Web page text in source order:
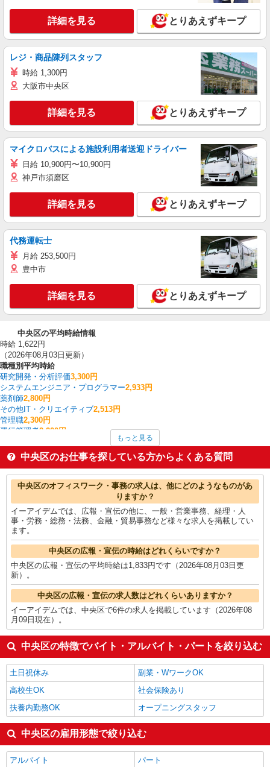
詳細を見る とりあえずキープ
レジ・商品陳列スタッフ
時給 1,300円
大阪市中央区
詳細を見る とりあえずキープ
マイクロバスによる施設利用者送迎ドライバー
日給 10,900円〜10,900円
神戸市須磨区
詳細を見る とりあえずキープ
代務運転士
月給 253,500円
豊中市
詳細を見る とりあえずキープ
中央区の平均時給情報
時給 1,622円
（2026年08月03日更新）
職種別平均時給
研究開発・分析評価3,300円
システムエンジニア・プログラマー2,933円
薬剤師2,800円
その他IT・クリエイティブ2,513円
管理職2,300円
運行管理者2,200円
施工管理・現場監督2,025円
ルートセールス 2,017円
WEBディレクター・WEBプロデューサー2,000円
中央区の他の職種の平均時給を見る
もっと見る
中央区のお仕事を探している方からよくある質問
中央区のオフィスワーク・事務の求人は、他にどのようなものがあ
りますか？
イーアイデムでは、広報・宣伝の他に、一般・営業事務、経理・人
事・労務・総務・法務、金融・貿易事務など様々な求人を掲載してい
ます。
中央区の広報・宣伝の時給はどれくらいですか？
中央区の広報・宣伝の平均時給は1,833円です（2026年08月03日更
新）。
中央区の広報・宣伝の求人数はどれくらいありますか？
イーアイデムでは、中央区で6件の求人を掲載しています（2026年08
月09日現在）。
中央区の特徴でバイト・アルバイト・パートを絞り込む
土日祝休み
副業・WワークOK
高校生OK
社会保険あり
扶養内勤務OK
オープニングスタッフ
中央区の雇用形態で絞り込む
アルバイト
パート